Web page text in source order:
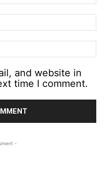
and website in
time I comment.
-